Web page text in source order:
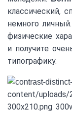
классический,
немного
физические
и получите
типографику.
content/
300x210.png